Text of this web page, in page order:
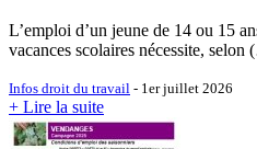
L’emploi d’un jeune de 14 ou 15
vacances scolaires nécessite,
Infos droit du travail - 1er juillet 2026
+ Lire la suite